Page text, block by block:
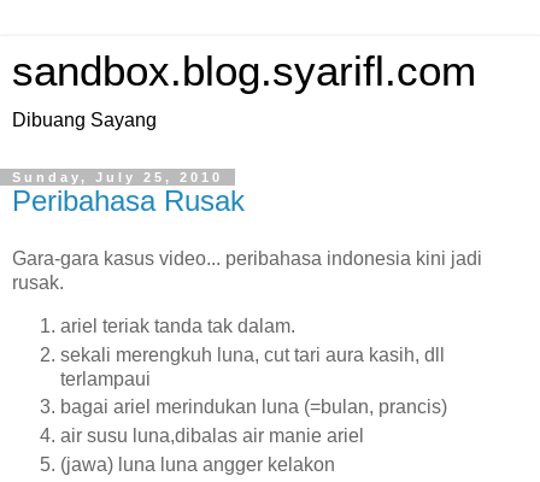
sandbox.blog.syarifl.com
Dibuang Sayang
Sunday, July 25, 2010
Peribahasa Rusak
Gara-gara kasus video... peribahasa indonesia kini jadi
rusak.
ariel teriak tanda tak dalam.
sekali merengkuh luna, cut tari aura kasih, dll
terlampaui
bagai ariel merindukan luna (=bulan, prancis)
air susu luna,dibalas air manie ariel
(jawa) luna luna angger kelakon